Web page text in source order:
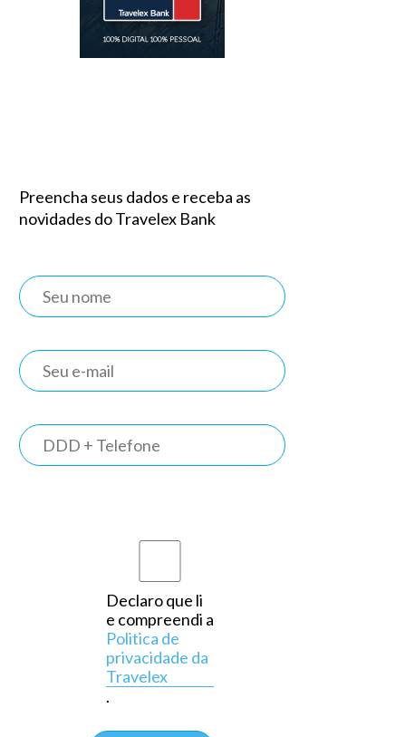
Preencha seus dados e receba as
novidades do Travelex Bank
Declaro que li
e compreendi a
Politica de
privacidade da
Travelex
.
TRAVELEX
BANK
primeiro
banco do
país a
operar
exclusivamente
em